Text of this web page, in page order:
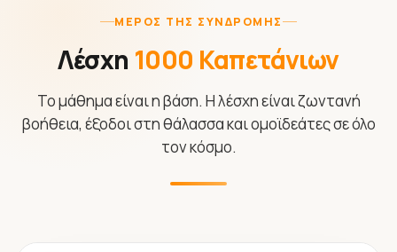
ΜΈΡΟΣ ΤΗΣ ΣΥΝΔΡΟΜΉΣ
Λέσχη 1000 Καπετάνιων
Το μάθημα είναι η βάση. Η λέσχη είναι ζωντανή
βοήθεια, έξοδοι στη θάλασσα και ομοϊδεάτες σε όλο
τον κόσμο.